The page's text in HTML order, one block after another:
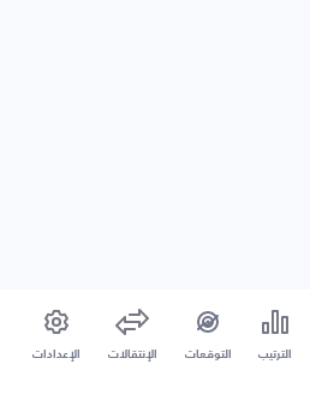
الترتيب التوقعات الإنتقالات الإعدادات